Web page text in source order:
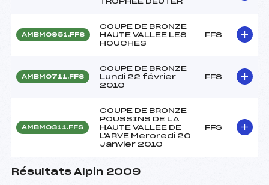
AMBM0951.FFS
COUPE DE BRONZE
HAUTE VALLEE LES
HOUCHES
FFS
AMBM0711.FFS
COUPE DE BRONZE
Lundi 22 février
2010
FFS
AMBM0311.FFS
COUPE DE BRONZE
POUSSINS DE LA
HAUTE VALLEE DE
L'ARVE Mercredi 20
Janvier 2010
FFS
Résultats Alpin 2009